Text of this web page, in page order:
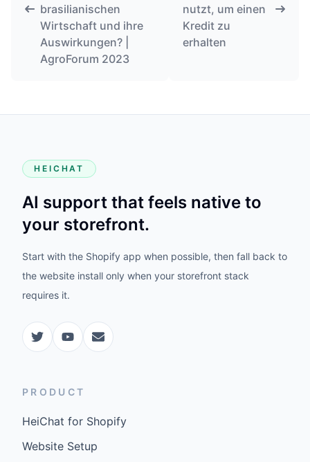
brasilianischen
Wirtschaft und ihre
Auswirkungen? |
AgroForum 2023
nutzt, um einen
Kredit zu
erhalten
HEICHAT
AI support that feels native to
your storefront.
Start with the Shopify app when possible, then fall back to
the website install only when your storefront stack
requires it.
PRODUCT
HeiChat for Shopify
Website Setup